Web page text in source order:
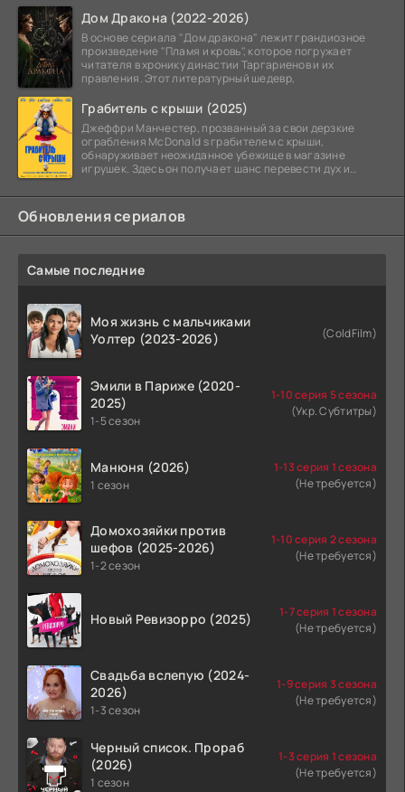
Дом Дракона (2022-2026)
В основе сериала "Дом дракона" лежит грандиозное
произведение "Пламя и кровь", которое погружает
читателя в хронику династии Таргариенов и их
правления. Этот литературный шедевр,
Грабитель с крыши (2025)
Джеффри Манчестер, прозванный за свои дерзкие
ограбления McDonald s грабителем с крыши,
обнаруживает неожиданное убежище в магазине
игрушек. Здесь он получает шанс перевести дух и
Обновления сериалов
Самые последние
Моя жизнь с мальчиками
Уолтер (2023-2026)
(ColdFilm)
Эмили в Париже (2020-
2025)
1-5 сезон
1-10 серия 5 сезона
(Укр. Субтитры)
Манюня (2026)
1 сезон
1-13 серия 1 сезона
(Не требуется)
Домохозяйки против
шефов (2025-2026)
1-2 сезон
1-10 серия 2 сезона
(Не требуется)
Новый Ревизорро (2025)
1-7 серия 1 сезона
(Не требуется)
Свадьба вслепую (2024-
2026)
1-3 сезон
1-9 серия 3 сезона
(Не требуется)
Черный список. Прораб
(2026)
1 сезон
1-3 серия 1 сезона
(Не требуется)